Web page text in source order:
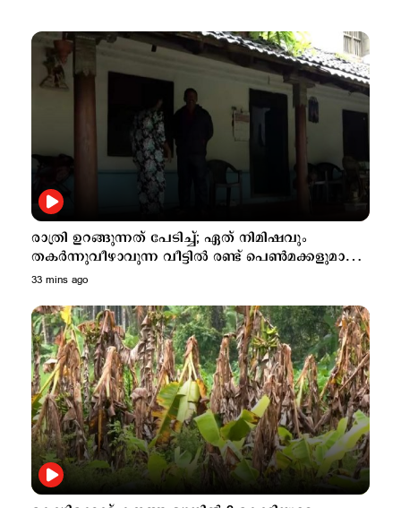
രാത്രി ഉറങ്ങുന്നത് പേടിച്ച്; ഏത് നിമിഷവും
തകർന്നുവീഴാവുന്ന വീട്ടിൽ രണ്ട് പെൺമക്കളുമായി
ഒരമ്മ
33 mins ago